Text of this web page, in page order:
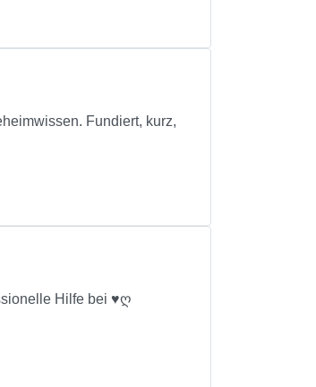
Fundiert, kurz,
Hilfe bei ♥ღ